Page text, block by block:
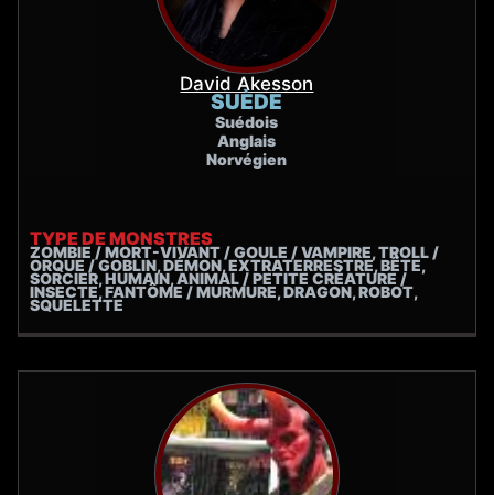
David Akesson
SUÈDE
Suédois
Anglais
Norvégien
TYPE DE MONSTRES
ZOMBIE / MORT-VIVANT / GOULE / VAMPIRE, TROLL /
ORQUE / GOBLIN, DÉMON, EXTRATERRESTRE, BÊTE,
SORCIER, HUMAIN, ANIMAL / PETITE CRÉATURE /
INSECTE, FANTÔME / MURMURE, DRAGON, ROBOT,
SQUELETTE